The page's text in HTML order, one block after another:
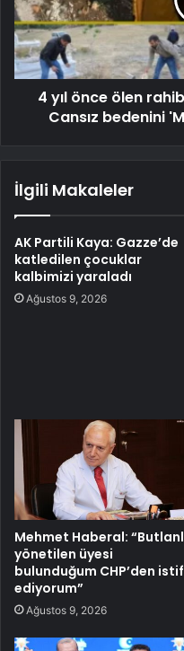
4 yıl önce ölen
Cansız bedenini
İlgili Makaleler
AK Partili Kaya: Gazze’de
katledilen çocuklar
kalbimizi yaraladı
Ağustos 9, 2026
Mehmet Haberal:
yönetilen üyesi
bulunduğum CHP’den
ediyorum”
Ağustos 9, 2026